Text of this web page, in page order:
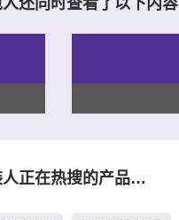
还同时查看了以下内容
人正在热搜的产品…